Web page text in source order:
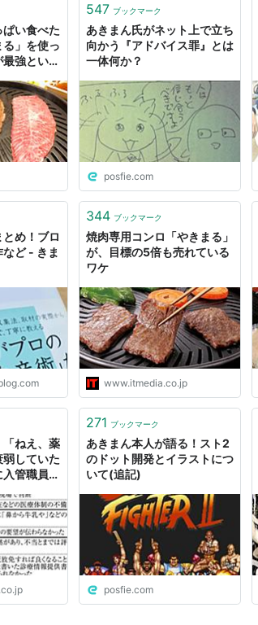
い食べた
」を使っ
強という
547 ブックマーク
あきまん氏がネット上で立ち
向かう『アドバイス罪』とは
一体何か？
posfie.com
め！ブロ
ど - きま
344 ブックマーク
焼肉専用コンロ「やきまる」
が、目標の5倍も売れている
ワケ
www.itmedia.co.jp
「ねえ、薬
弱していた
入管職員
タル
271 ブックマーク
あきまん本人が語る！スト2
のドット開発とイラストにつ
いて(追記)
posfie.com